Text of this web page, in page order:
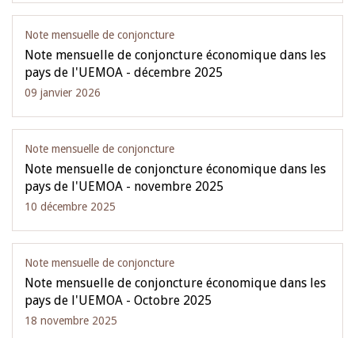
Note mensuelle de conjoncture
Note mensuelle de conjoncture économique dans les
pays de l'UEMOA - décembre 2025
09 janvier 2026
Note mensuelle de conjoncture
Note mensuelle de conjoncture économique dans les
pays de l'UEMOA - novembre 2025
10 décembre 2025
Note mensuelle de conjoncture
Note mensuelle de conjoncture économique dans les
pays de l'UEMOA - Octobre 2025
18 novembre 2025